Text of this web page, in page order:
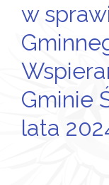
w
Gminie
lata